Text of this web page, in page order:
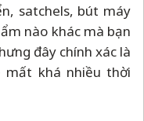
satchels, bút máy
nào khác mà bạn
đây chính xác là
mất khá nhiều thời